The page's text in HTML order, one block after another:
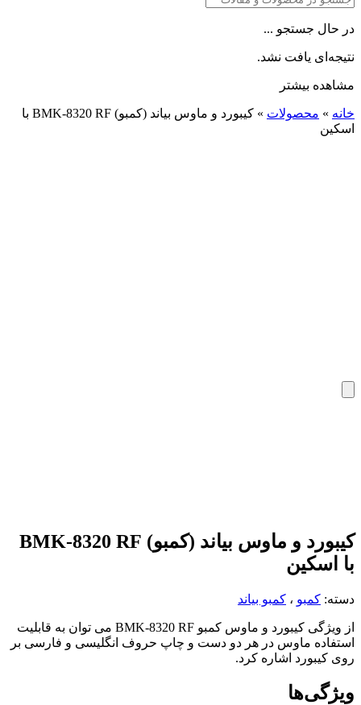
در حال جستجو ...
نتیجه‌ای یافت نشد.
مشاهده بیشتر
خانه » محصولات »
کیبورد و ماوس بیاند (کمبو) BMK-8320 RF با
اسکین
کیبورد و ماوس بیاند (کمبو) BMK-8320 RF
با اسکین
دسته: کمبو ، کمبو بیاند
از ویژگی کیبورد و ماوس کمبو BMK-8320 RF می توان به قابلیت
استفاده ماوس در هر دو دست و چاپ حروف انگلیسی و فارسی بر
روی کیبورد اشاره کرد.
ویژگی‌ها